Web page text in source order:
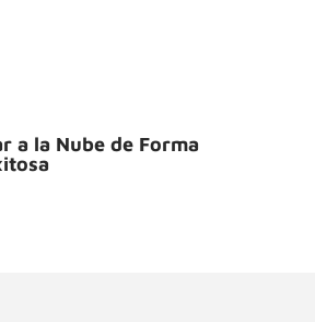
a la Nube de Forma